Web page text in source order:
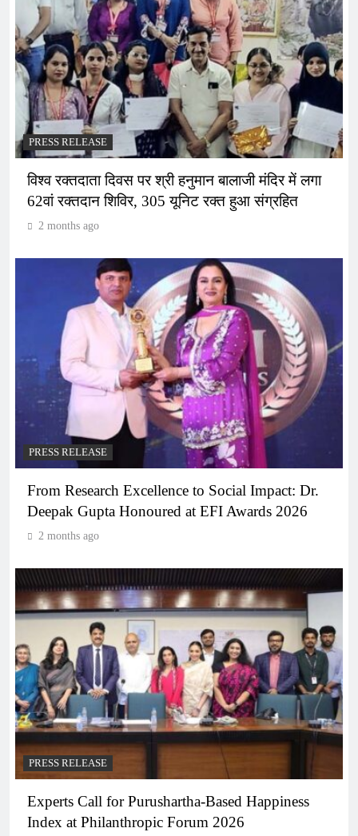
PRESS RELEASE
विश्व रक्तदाता दिवस पर श्री हनुमान बालाजी मंदिर में लगा
62वां रक्तदान शिविर, 305 यूनिट रक्त हुआ संग्रहित
2 months ago
PRESS RELEASE
From Research Excellence to Social Impact: Dr.
Deepak Gupta Honoured at EFI Awards 2026
2 months ago
PRESS RELEASE
Experts Call for Purushartha-Based Happiness
Index at Philanthropic Forum 2026